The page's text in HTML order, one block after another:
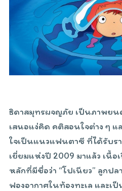
ธิดาสมุทรผจญภัย เป็นภาพย
เสนอแง่คิด คติสอนใจต่าง ๆ
ใจเป็นแนวแฟนตาซี ที่ได้รับร
เยี่ยมแห่งปี 2009 มาแล้ว เนื้อ
หลักที่มีชื่อว่า “โปเนียว” ลูกป
ฟองอากาศในท้องทะเล และเ